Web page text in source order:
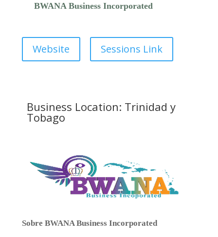
BWANA Business Incorporated
Website Sessions Link
Business Location: Trinidad y
Tobago
Sobre BWANA Business Incorporated